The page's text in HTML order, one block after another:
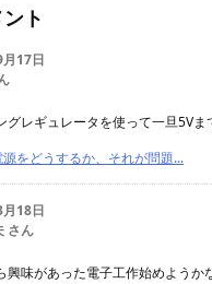
ト
17日
グレギュレータを使って一旦5V
源をどうするか、それが問題...
18日
さん
興味があった電子工作始めようか